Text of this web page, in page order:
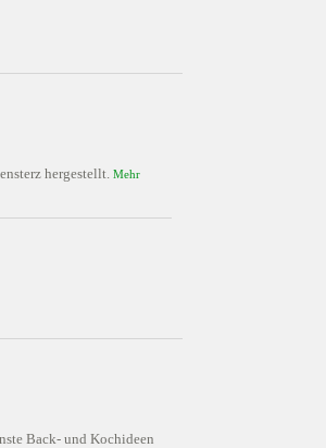
hergestellt. Mehr
Back- und Kochideen